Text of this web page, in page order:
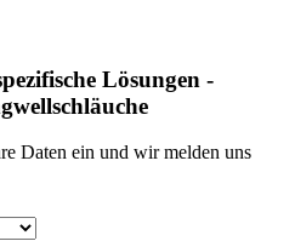
Lösungen -
Daten ein und wir melden uns